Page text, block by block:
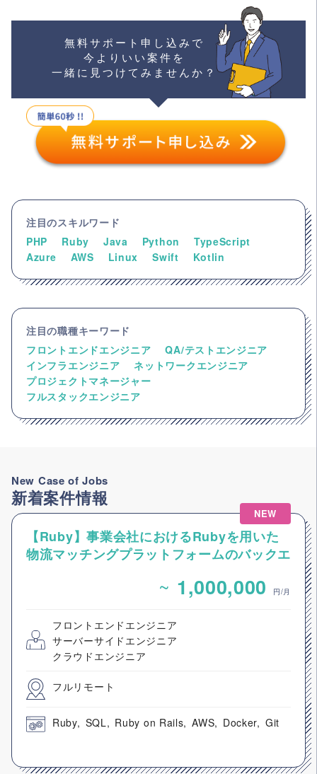
無料サポート申し込みで
今よりいい案件を
一緒に見つけてみませんか？
注目のスキルワード
PHP
Ruby Java Python
TypeScript
Azure
AWS Linux Swift Kotlin
注目の職種キーワード
フロントエンドエンジニア
QA/テストエンジニア
インフラエンジニア
ネットワークエンジニア
プロジェクトマネージャー
フルスタックエンジニア
New Case of Jobs
新着案件情報
NEW
【Ruby】事業会社におけるRubyを用いた
物流マッチングプラットフォームのバックエ
~ 1,000,000 円/月
フロントエンドエンジニア
サーバーサイドエンジニア
クラウドエンジニア
フルリモート
Ruby SQL Ruby on Rails AWS Docker Git